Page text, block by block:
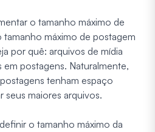
o tamanho máximo de
máximo de postagem
por quê: arquivos de mídia
postagens. Naturalmente,
tenham espaço
seus maiores arquivos.
o tamanho máximo da